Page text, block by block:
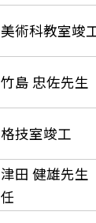
美術科教室竣
竹島 忠佐先
格技室竣工
津田 健雄先
任